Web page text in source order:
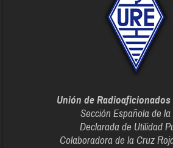
Unión de
Sección Española de la
Declarada de Utilidad
Colaboradora de la Cruz